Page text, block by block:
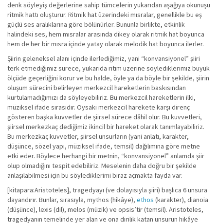
denk söyleyiş değerlerine sahip tümcelerin yukarıdan aşağıya okunuşu
ritmik hattı oluşturur. Ritmik hat üzerindeki mısralar, genellikle bu eş
güçlü ses aralıklarına göre bölünürler. Bununla birlikte, etkinlik
halindeki ses, hem mısralar arasında dikey olarak ritmik hat boyunca
hem de her bir mısra içinde yatay olarak melodik hat boyunca ilerler.
Şiirin geleneksel alanı içinde ilerlediğimiz, yani “konvansiyonel” şiiri
terk etmediğimiz sürece, yukarıda ritim üzerine söylediklerimiz büyük
ölçüde geçerliğini korur ve bu halde, öyle ya da böyle bir şekilde, şiirin
oluşum sürecini belirleyen merkezcil hareketlerin baskısından
kurtulamadığımızı da söyleyebiliriz. Bu merkezcil hareketlerin ilki,
müziksel ifade sırasıdır. Oysaki merkezcil harekete karşı direnç
gösteren başka kuvvetler de şiirsel sürece dâhil olur. Bu kuvvetleri,
şiirsel merkezkaç dediğimiz ikincil bir hareket olarak tanımlayabiliriz.
Bu merkezkaç kuvvetler, şiirsel unsurların (yani anlatı, karakter,
düşünce, sözel yapı, müziksel ifade, temsil) dağılımına göre metne
etki eder. Böylece herhangi bir metnin, “konvansiyonel” anlamda şiir
olup olmadığını tespit edebiliriz. Meselenin daha doğru bir şekilde
anlaşılabilmesi için bu söylediklerimi biraz açmakta fayda var.
[kitapara:Aristoteles], tragedyayı (ve dolayısıyla şiiri) başlıca 6 unsura
dayandırır. Bunlar, sırasıyla, mythos (hikâye), ethos (karakter), dianoia
(düşünce), lexis (dil), melos (müzik) ve opsis’tir (temsil). Aristoteles,
tragedyanın temelinde yer alan ve ona dirilik katan unsurun hikâye